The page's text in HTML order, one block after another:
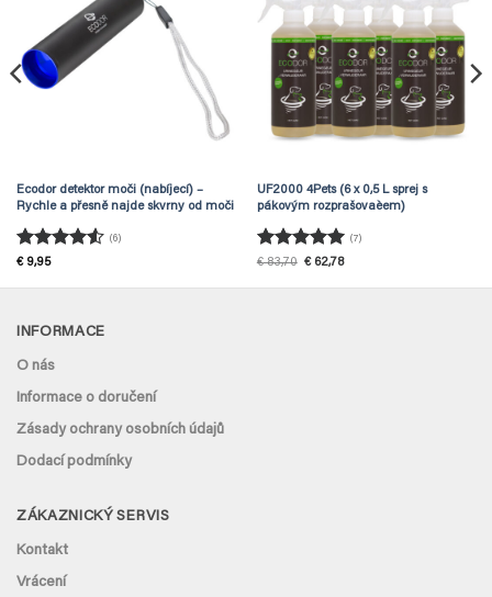
Ecodor detektor moči (nabíjecí) –
Rychle a přesně najde skvrny od moči
Hodnocení
(6)
€9,95
UF2000 4Pets (6 x 0,5 L sprej s
pákovým rozprašovaèem)
Hodnocení
(7)
€83,70 Původní
byla:
€62,78Aktuální
je:
INFORMACE
O nás
Informace o doručení
Zásady ochrany osobních údajů
Dodací podmínky
ZÁKAZNICKÝ SERVIS
Kontakt
Vrácení